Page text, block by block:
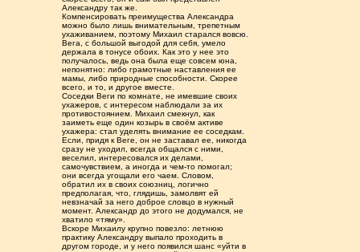
Александру так же.
Компенсировать преимущества Александра
можно было лишь внимательным, трепетным
ухаживанием, поэтому Михаил старался вовсю.
Вега, с большой выгодой для себя, умело
держала в тонусе обоих. Как это у нее это
получалось, ведь она была еще совсем юна,
непонятно: либо грамотные наставления ее
мамы, либо природные способности. Скорее
всего, и то, и другое вместе.
Соседки Веги по комнате, не имевшие своих
ухажеров, с интересом наблюдали за их
противостоянием. Михаил смекнул, как
заиметь еще один козырь в своём активе
ухажера: стал уделять внимание ее соседкам.
Если, придя к Веге, он не заставал ее, никогда
сразу не уходил, всегда общался с ними,
веселил, интересовался их делами,
самочувствием, а иногда и чем-то помогал;
они всегда угощали его чаем. Словом,
обратил их в своих союзниц, логично
предполагая, что, глядишь, замолвят ей
невзначай за него доброе словцо в нужный
момент. Александр до этого не додумался, не
хватило «тяму».
Вскоре Михаилу крупно повезло: летнюю
практику Александру выпало проходить в
другом городе, и у него появился шанс «уйти в